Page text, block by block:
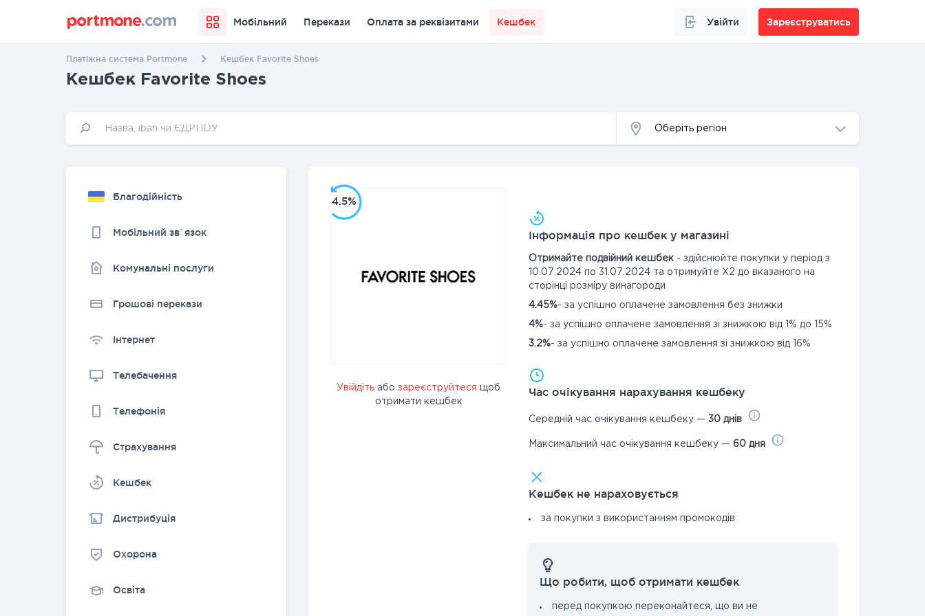
Мобільний Перекази Оплата за реквізитами Кешбек Увійти Зареєструватись
Платіжна система Portmone Кешбек Favorite Shoes
Кешбек Favorite Shoes
Оберіть регіон
Благодійність
Мобільний зв`язок
Комунальні послуги
Грошовi перекази
Інтернет
Телебачення
Телефонія
Страхування
Kешбек
Дистрибуція
Охорона
Освіта
4.5%
Увійдіть або зареєструйтеся щоб
отримати кешбек
Інформація про кешбек у магазині
Отримайте подвійний кешбек - здійснюйте покупки у період з
10.07.2024 по 31.07.2024 та отримуйте Х2 до вказаного на
сторінці розміру винагороди
4.45%- за успішно оплачене замовлення без знижки
4%- за успішно оплачене замовлення зі знижкою від 1% до 15%
3.2%- за успішно оплачене замовлення зі знижкою від 16%
Час очікування нарахування кешбеку
Середній час очікування кешбеку — 30 днів
Максимальний час очікування кешбеку — 60 дня
Кешбек не нараховується
за покупки з використанням промокодів
Що робити, щоб отримати кешбек
перед покупкою переконайтеся, що ви не